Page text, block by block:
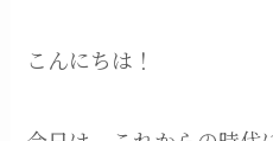
こんにちは！